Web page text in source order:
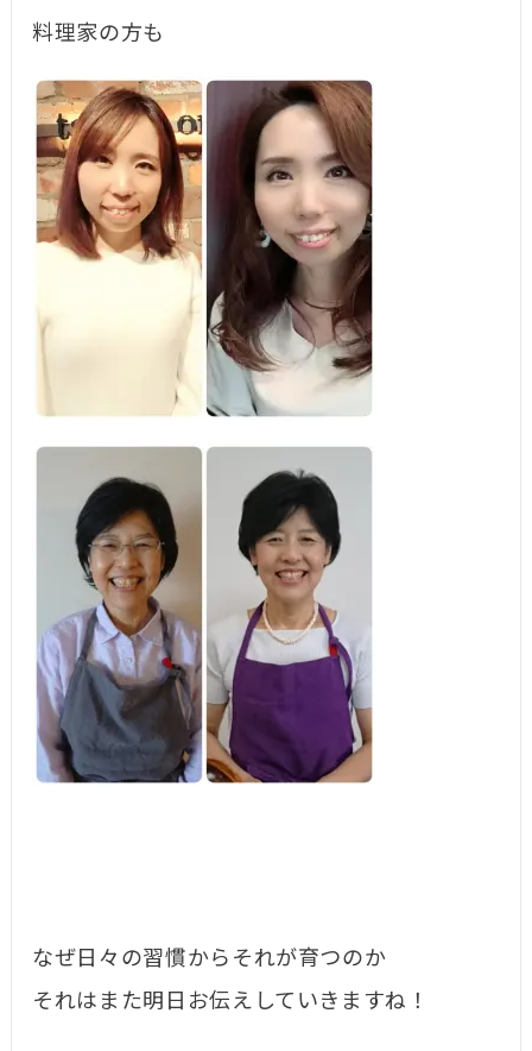
料理家の方も
なぜ日々の習慣からそれが育つのか
それはまた明日お伝えしていきますね！